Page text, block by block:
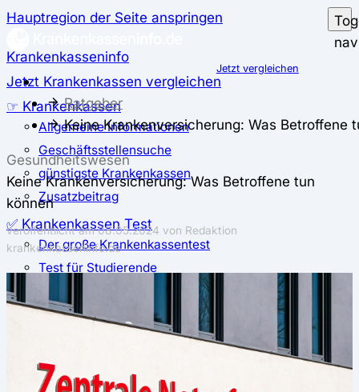
Hauptregion der Seite anspringen
Krankenkasseninfo
Jetzt Krankenkassen vergleichen
☞ Krankenkassen
Allgemeine Informationen
Geschäftsstellensuche
günstigste Krankenkassen
Zusatzbeitrag
✅ Krankenkassen Test
Der große Krankenkassentest
Test für Studierende
Test für Schwangere und junge Eltern
Test für Selbstständige
⚖️ Vergleich & Rechner
Krankenkassenvergleich
Jetzt vergleichen
Ratgeber
Keine Krankenversicherung: Was Betroffene
Gesundheitswesen
Keine Krankenversicherung: Was Betroffene tun
können
veröffentlicht am08.05.2024 von Redaktion
krankenkasseninfo.de